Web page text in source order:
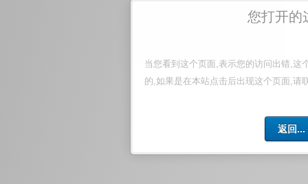
您打开的
当您看到这个页面,表示您的访问出错,这
的,如果是在本站点击后出现这个页面,请
返回...